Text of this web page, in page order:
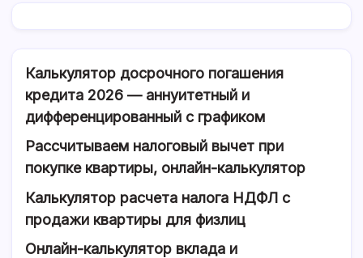
Калькулятор досрочного погашения
кредита 2026 — аннуитетный и
дифференцированный с графиком
Рассчитываем налоговый вычет при
покупке квартиры, онлайн-калькулятор
Калькулятор расчета налога НДФЛ с
продажи квартиры для физлиц
Онлайн-калькулятор вклада и